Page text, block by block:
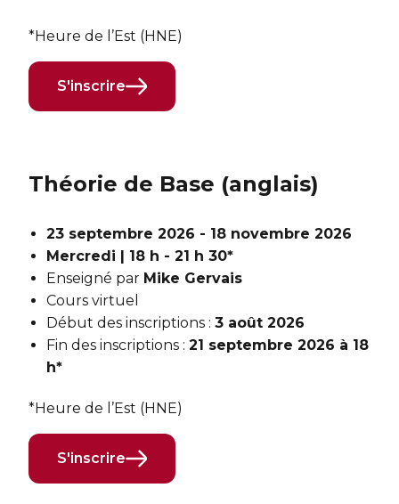
*Heure de l’Est (HNE)
S'inscrire
Théorie de Base (anglais)
23 septembre 2026 - 18 novembre 2026
Mercredi | 18 h - 21 h 30*
Enseigné par Mike Gervais
Cours virtuel
Début des inscriptions : 3 août 2026
Fin des inscriptions : 21 septembre 2026 à 18
h*
*Heure de l’Est (HNE)
S'inscrire